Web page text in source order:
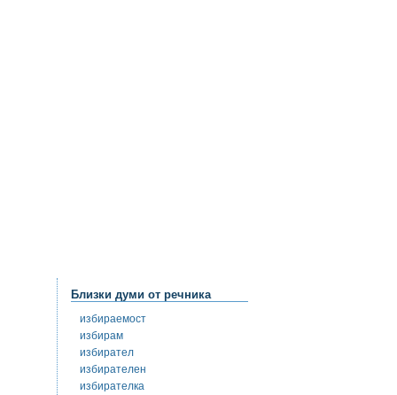
Близки думи от речника
избираемост
избирам
избирател
избирателен
избирателка